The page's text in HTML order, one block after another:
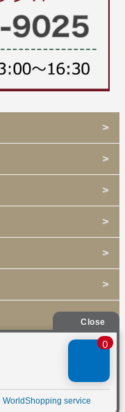
rights reserved.